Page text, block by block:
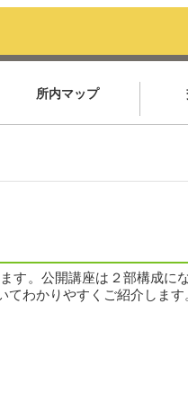
所内マップ
す。公開講座は２部構成に
わかりやすくご紹介します